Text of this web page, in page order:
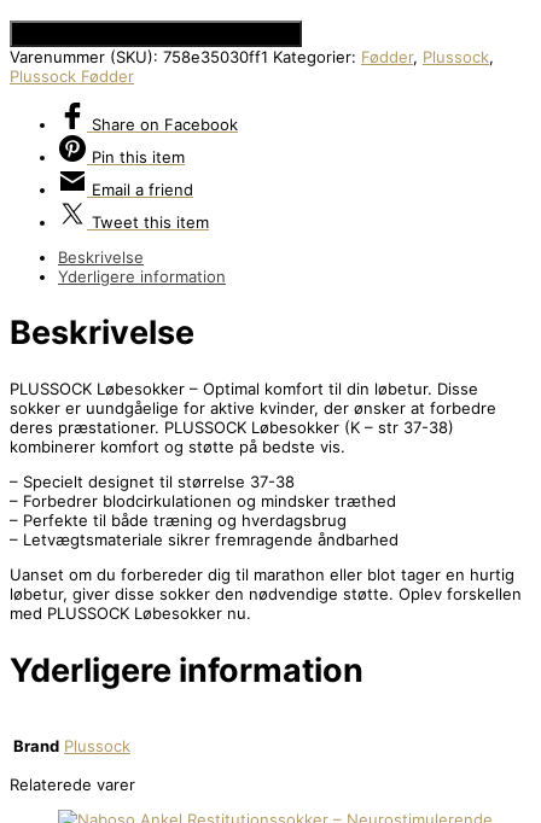
Varenummer (SKU): 758e35030ff1 Kategorier: Fødder, Plussock,
Plussock Fødder
Share on Facebook
Pin this item
Email a friend
Tweet this item
Beskrivelse
Yderligere information
Beskrivelse
PLUSSOCK Løbesokker – Optimal komfort til din løbetur. Disse
sokker er uundgåelige for aktive kvinder, der ønsker at forbedre
deres præstationer. PLUSSOCK Løbesokker (K – str 37-38)
kombinerer komfort og støtte på bedste vis.
– Specielt designet til størrelse 37-38
– Forbedrer blodcirkulationen og mindsker træthed
– Perfekte til både træning og hverdagsbrug
– Letvægtsmateriale sikrer fremragende åndbarhed
Uanset om du forbereder dig til marathon eller blot tager en hurtig
løbetur, giver disse sokker den nødvendige støtte. Oplev forskellen
med PLUSSOCK Løbesokker nu.
Yderligere information
Brand Plussock
Relaterede varer